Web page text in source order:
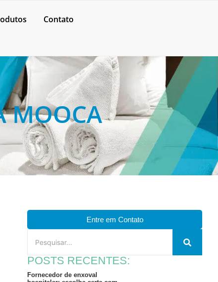
Contato
MOOCA
Entre em Contato
POSTS RECENTES:
Fornecedor de enxoval